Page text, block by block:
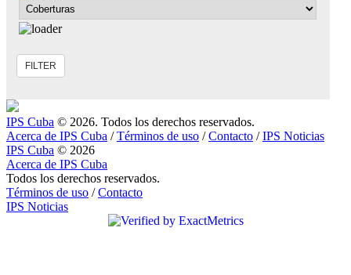
IPS Cuba © 2026. Todos los derechos reservados.
Acerca de IPS Cuba / Términos de uso / Contacto / IPS Noticias
IPS Cuba © 2026
Acerca de IPS Cuba
Todos los derechos reservados.
Términos de uso / Contacto
IPS Noticias